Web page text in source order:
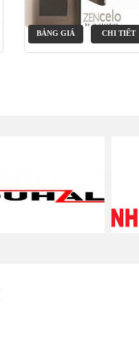
BẢNG GIÁ CHI TIẾT